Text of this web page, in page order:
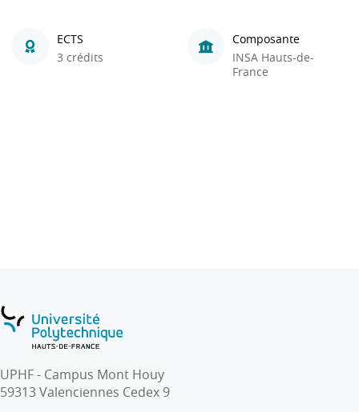
ECTS
3 crédits
Composante
INSA Hauts-de-
France
UPHF - Campus Mont Houy
59313 Valenciennes Cedex 9